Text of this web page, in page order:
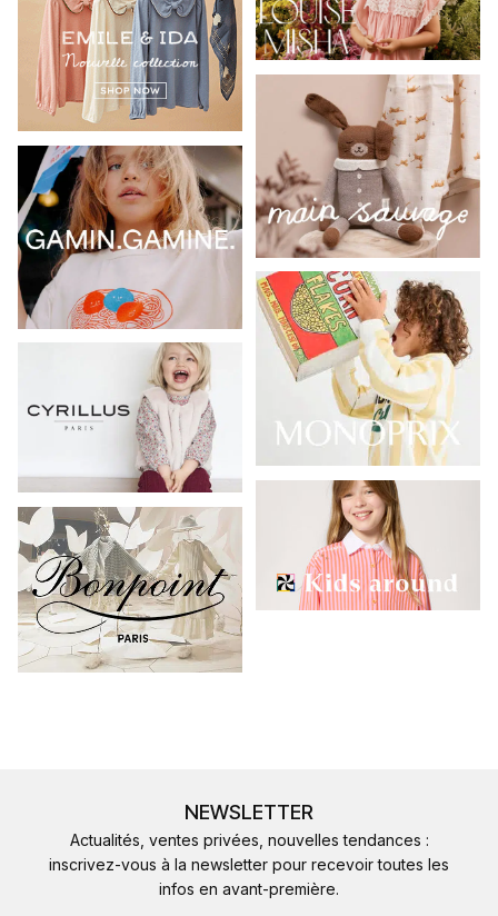
NEWSLETTER
Actualités, ventes privées, nouvelles tendances :
inscrivez-vous à la newsletter pour recevoir toutes les
infos en avant-première.